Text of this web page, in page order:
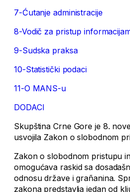
7-Ćutanje administracije
8-Vodič za pristup
9-Sudska praksa
10-Statistički podaci
11-O MANS-u
DODACI
Skupština Crne Gore je 8.
usvojila Zakon o slobodnom
Zakon o slobodnom pristupu
omogućava raskid sa
odnosu države i grañanina.
zakona predstavlja jedan od